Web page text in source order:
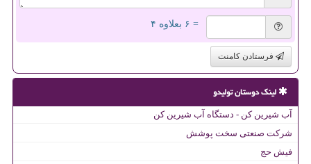
= ۶ بعلاوه ۴
فرستادن کامنت
لینک دوستان تولیدو
آب شیرین کن - دستگاه آب شیرین کن
شرکت صنعتی سخت پوشش
فیش حج